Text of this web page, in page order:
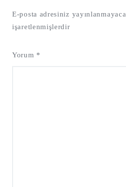
E-posta adresiniz
işaretlenmişlerdir
Yorum *